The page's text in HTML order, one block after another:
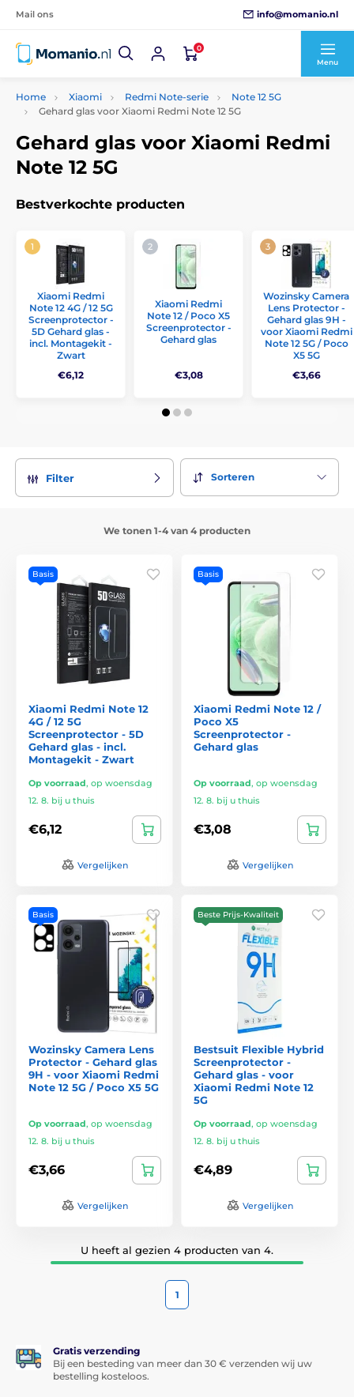
Mail ons info@momanio.nl
0
Menu
Home Xiaomi Redmi Note-serie
Note 12 5G
Gehard glas voor Xiaomi Redmi Note 12 5G
Gehard glas voor Xiaomi Redmi
Note 12 5G
Bestverkochte producten
Xiaomi Redmi
Note 12 4G / 12 5G
Screenprotector -
5D Gehard glas -
incl. Montagekit -
Zwart
€6,12
Xiaomi Redmi
Note 12 / Poco X5
Screenprotector -
Gehard glas
€3,08
Wozinsky Camera
Lens Protector -
Gehard glas 9H -
voor Xiaomi Redmi
Note 12 5G / Poco
X5 5G
€3,66
Filter Sorteren
We tonen 1-4 van 4 producten
Basis
Xiaomi Redmi Note 12
4G / 12 5G
Screenprotector - 5D
Gehard glas - incl.
Montagekit - Zwart
Op voorraad, op woensdag
12. 8. bij u thuis
€6,12
Vergelijken
Basis
Xiaomi Redmi Note 12 /
Poco X5
Screenprotector -
Gehard glas
Op voorraad, op woensdag
12. 8. bij u thuis
€3,08
Vergelijken
Basis
Wozinsky Camera Lens
Protector - Gehard glas
9H - voor Xiaomi Redmi
Note 12 5G / Poco X5 5G
Op voorraad, op woensdag
12. 8. bij u thuis
€3,66
Vergelijken
Beste Prijs-Kwaliteit
Bestsuit Flexible Hybrid
Screenprotector -
Gehard glas - voor
Xiaomi Redmi Note 12
5G
Op voorraad, op woensdag
12. 8. bij u thuis
€4,89
Vergelijken
U heeft al gezien 4 producten van 4.
1
Gratis verzending
Bij een besteding van meer dan 30 € verzenden wij uw
bestelling kosteloos.